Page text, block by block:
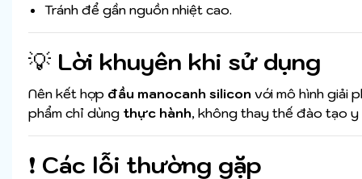
Tránh để gần nguồn nhiệt cao.
💡 Lời khuyên khi sử dụng
Nên kết hợp đầu manocanh silicon với mô hình giải
phẩm chỉ dùng thực hành, không thay thế đào tạo y
❗ Các lỗi thường gặp